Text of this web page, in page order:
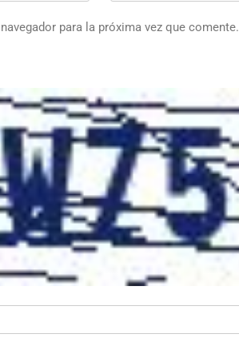
para la próxima vez que comente.